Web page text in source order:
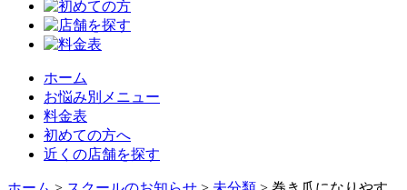
ホーム
お悩み別メニュー
料金表
初めての方へ
近くの店舗を探す